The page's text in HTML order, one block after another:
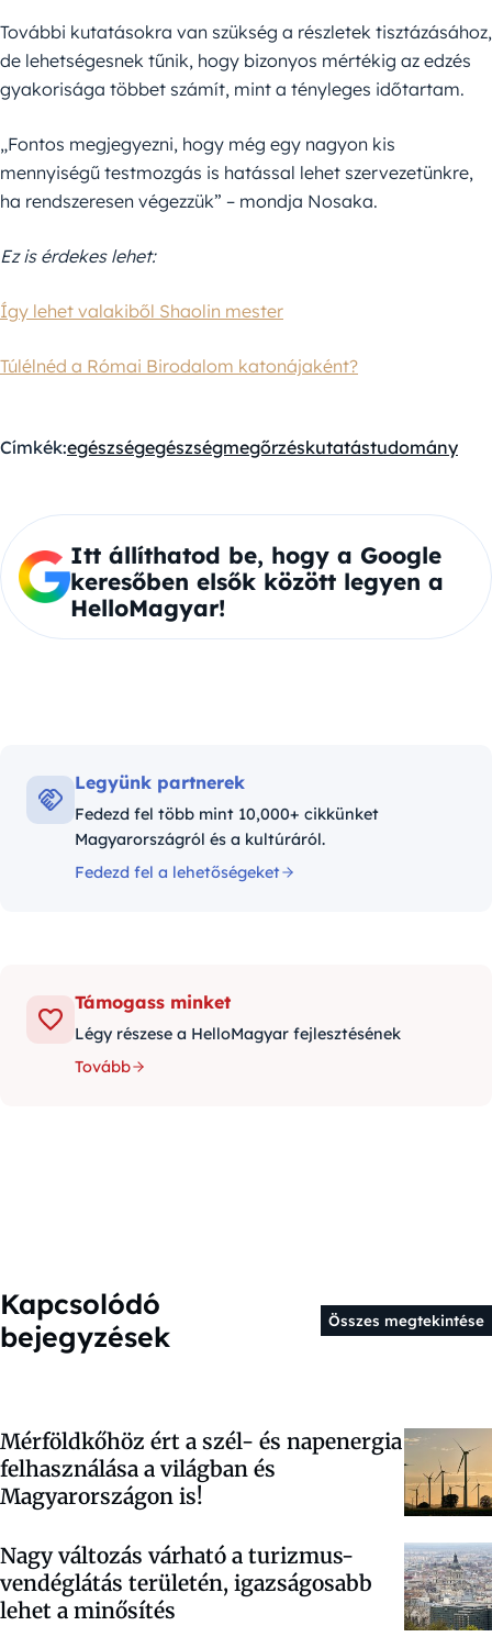
További kutatásokra van szükség a részletek tisztázásához,
de lehetségesnek tűnik, hogy bizonyos mértékig az edzés
gyakorisága többet számít, mint a tényleges időtartam.
„Fontos megjegyezni, hogy még egy nagyon kis
mennyiségű testmozgás is hatással lehet szervezetünkre,
ha rendszeresen végezzük” – mondja Nosaka.
Ez is érdekes lehet:
Így lehet valakiből Shaolin mester
Túlélnéd a Római Birodalom katonájaként?
Címkék:egészségegészségmegőrzéskutatástudomány
Itt állíthatod be, hogy a Google
keresőben elsők között legyen a
HelloMagyar!
Legyünk partnerek
Fedezd fel több mint 10,000+ cikkünket
Magyarországról és a kultúráról.
Fedezd fel a lehetőségeket
Támogass minket
Légy részese a HelloMagyar fejlesztésének
Tovább
Kapcsolódó
bejegyzések
Összes megtekintése
Mérföldkőhöz ért a szél- és napenergia
felhasználása a világban és
Magyarországon is!
Nagy változás várható a turizmus-
vendéglátás területén, igazságosabb
lehet a minősítés